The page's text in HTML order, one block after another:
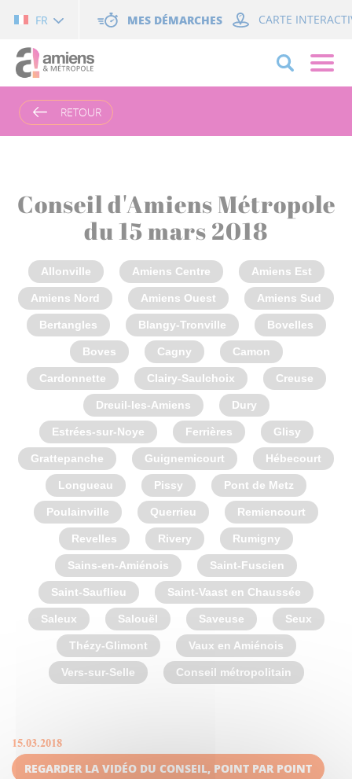
FR MES DÉMARCHES CARTE
RETOUR
Conseil d'Amiens Métropole
du 15 mars 2018
Allonville Amiens Centre Amiens Est
Amiens Nord Amiens Ouest Amiens Sud
Bertangles Blangy-Tronville Bovelles
Boves Cagny Camon
Cardonnette Clairy-Saulchoix Creuse
Dreuil-les-Amiens Dury
Estrées-sur-Noye Ferrières Glisy
Grattepanche Guignemicourt Hébecourt
Longueau Pissy Pont de Metz
Poulainville Querrieu Remiencourt
Revelles Rivery Rumigny
Sains-en-Amiénois Saint-Fuscien
Saint-Sauflieu Saint-Vaast en Chaussée
Saleux Salouël Saveuse Seux
Thézy-Glimont Vaux en Amiénois
Vers-sur-Selle Conseil métropolitain
15.03.2018
REGARDER LA VIDÉO DU CONSEIL, POINT PAR POINT